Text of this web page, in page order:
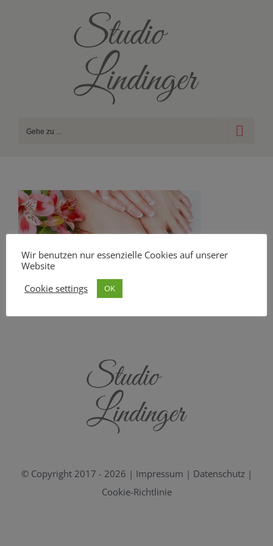
Gehe zu ...
© Copyright 2017 - 2026 | Impressum | Datenschutz|
Cookie-Richtlinie
Wir benutzen nur essenzielle Cookies auf unserer
Website
Cookie settings
OK